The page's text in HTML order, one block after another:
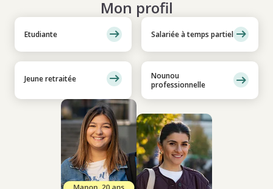
Mon profil
Etudiante Salariée à temps partiel
Jeune retraitée
Nounou
professionnelle